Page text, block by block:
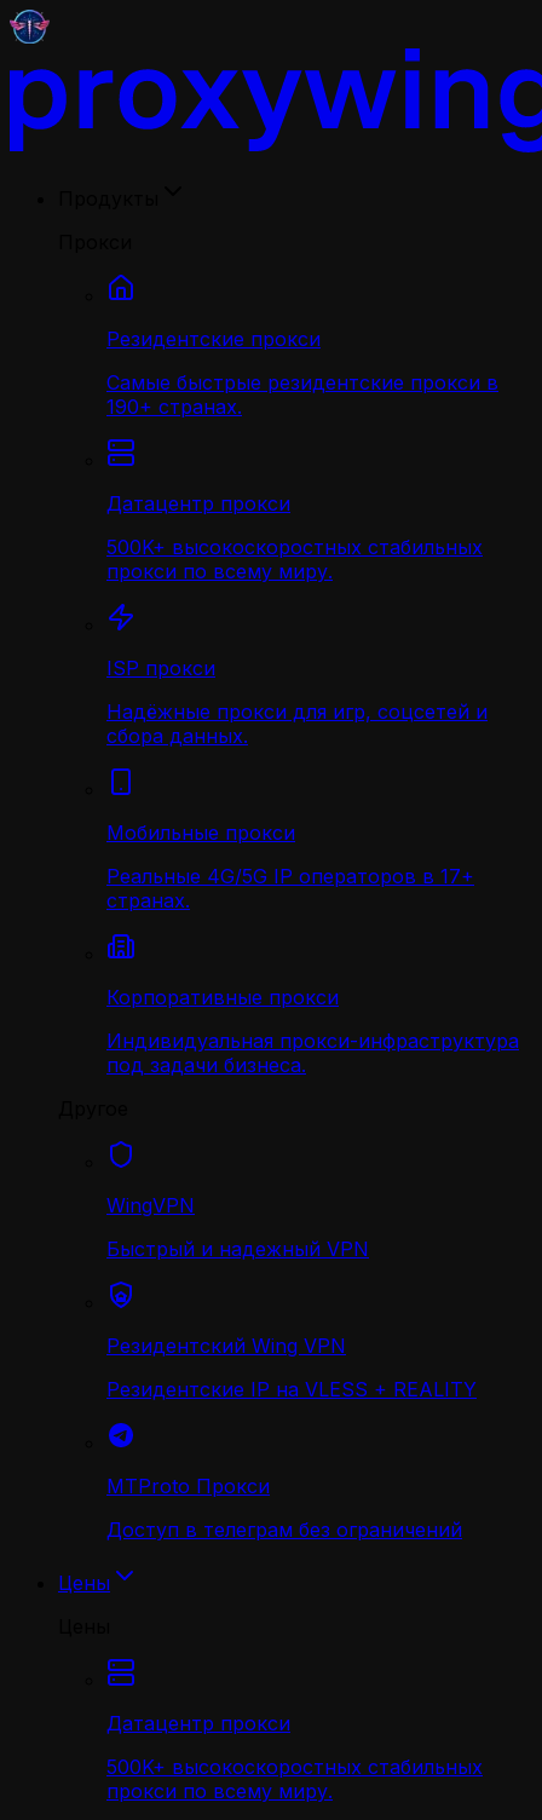
Резидентские прокси
Самые быстрые резидентские прокси в
190+ странах.
Датацентр прокси
500K+ высокоскоростных стабильных
прокси по всему миру.
ISP прокси
Надёжные прокси для игр, соцсетей и
сбора данных.
Мобильные прокси
Реальные 4G/5G IP операторов в 17+
странах.
Корпоративные прокси
Индивидуальная прокси-инфраструктура
под задачи бизнеса.
WingVPN
Быстрый и надежный VPN
Резидентский Wing VPN
Резидентские IP на VLESS + REALITY
MTProto Прокси
Доступ в телеграм без ограничений
Цены
Датацентр прокси
500K+ высокоскоростных стабильных
прокси по всему миру.